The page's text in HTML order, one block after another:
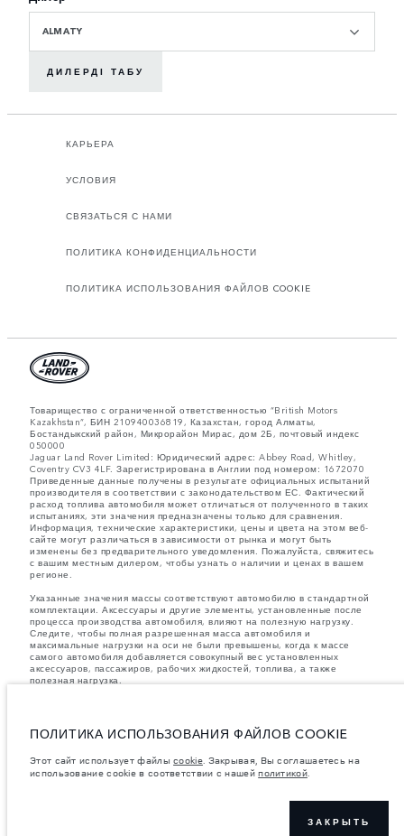
ALMATY
ДИЛЕРДІ ТАБУ
КАРЬЕРА
УСЛОВИЯ
СВЯЗАТЬСЯ С НАМИ
ПОЛИТИКА КОНФИДЕНЦИАЛЬНОСТИ
ПОЛИТИКА ИСПОЛЬЗОВАНИЯ ФАЙЛОВ COOKIE
Товарищество с ограниченной ответственностью “British Motors
Kazakhstan”, БИН 210940036819, Казахстан, город Алматы,
Бостандыкский район, Микрорайон Мирас, дом 2Б, почтовый индекс
050000
Jaguar Land Rover Limited: Юридический адрес: Abbey Road, Whitley,
Coventry CV3 4LF. Зарегистрирована в Англии под номером: 1672070
Приведенные данные получены в результате официальных испытаний
производителя в соответствии с законодательством ЕС. Фактический
расход топлива автомобиля может отличаться от полученного в таких
испытаниях, эти значения предназначены только для сравнения.
Информация, технические характеристики, цены и цвета на этом веб-
сайте могут различаться в зависимости от рынка и могут быть
изменены без предварительного уведомления. Пожалуйста, свяжитесь
с вашим местным дилером, чтобы узнать о наличии и ценах в вашем
регионе.
Указанные значения массы соответствуют автомобилю в стандартной
комплектации. Аксессуары и другие элементы, установленные после
процесса производства автомобиля, влияют на полезную нагрузку.
Следите, чтобы полная разрешенная масса автомобиля и
максимальные нагрузки на оси не были превышены, когда к массе
самого автомобиля добавляется совокупный вес установленных
аксессуаров, пассажиров, рабочих жидкостей, топлива, а также
полезная нагрузка.
который оказывает влияние на спецификации производимых
транспортных средств, доступность опционального оборудования и
используемые на сайте изображения могут не в полной мере
соответствовать доступным особенностям, опциям, комплектациям и
Указанные цены включают налог на добавленную стоимость (НДС).
ПОЛИТИКА ИСПОЛЬЗОВАНИЯ ФАЙЛОВ COOKIE
Этот сайт использует файлыcookie. Закрывая, Вы соглашаетесь на
использование cookie в соответствии с нашейполитикой.
ЗАКРЫТЬ